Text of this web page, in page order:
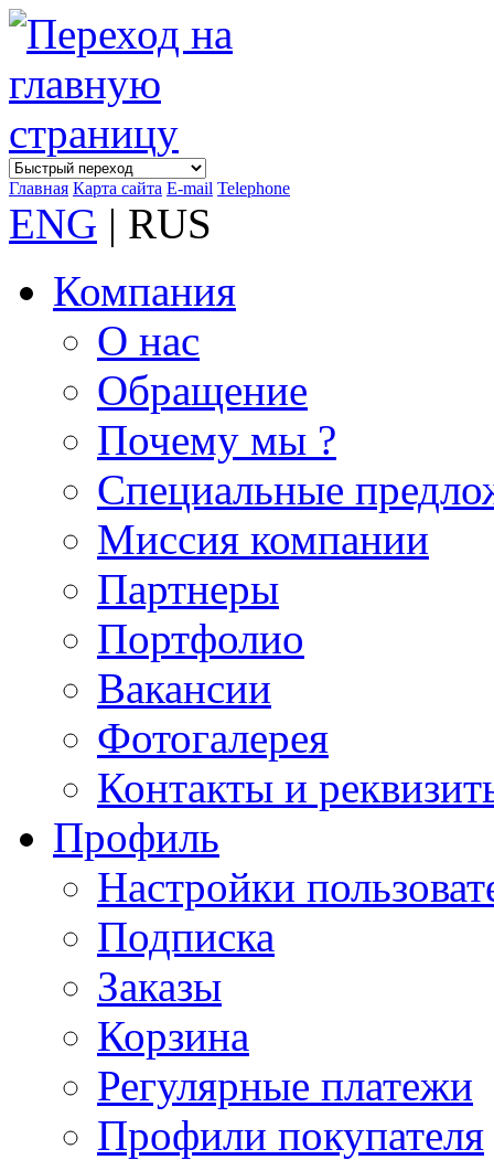
Главная Карта сайта E-mail Telephone
ENG | RUS
Компания
О нас
Обращение
Почему мы ?
Специальные
Миссия компании
Партнеры
Портфолио
Вакансии
Фотогалерея
Контакты и
Профиль
Настройки
Подписка
Заказы
Корзина
Регулярные платежи
Профили покупателя